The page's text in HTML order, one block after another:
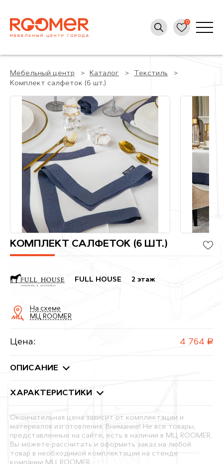
Мебельный центр Каталог
Текстиль
Комплект салфеток (6 шт.)
КОМПЛЕКТ САЛФЕТОК (6 ШТ.)
FULL HOUSE 2 этаж
На схеме
МЦ ROOMER
Цена: 4 764 руб.
ОПИСАНИЕ
ХАРАКТЕРИСТИКИ
Окончательная цена зависит от комплектации и
материалов изготовления. Внимание! Не все товары,
представленные на сайте, есть в наличии в МЦ ROOMER.
Вы можете рассчитать и оформить заказ на любой
товар в необходимой комплектации на стенде